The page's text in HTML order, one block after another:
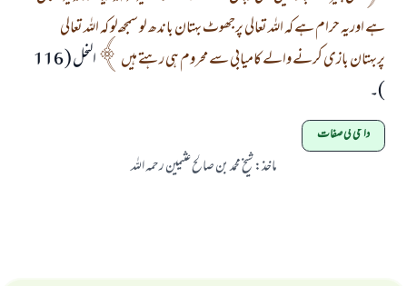
ہے اوریہ حرام ہے کہ اللہ تعالی پرجھوٹ بہتان باندھ لو سمجھـ لو کہ اللہ تعالی
پربہتان بازی کرنے والے کامیابی سے محروم ہی رہتے ہیں
النحل ( 116
)۔
داعی کی صفات
ماخذ:شیخ محمد بن صالح عثیمین رحمہ اللہ